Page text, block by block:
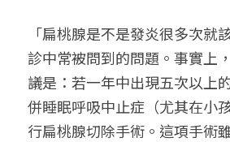
「扁桃腺是不是發炎很多次就
診中常被問到的問題。事實上
議是：若一年中出現五次以上
併睡眠呼吸中止症（尤其在小
行扁桃腺切除手術。這項手術